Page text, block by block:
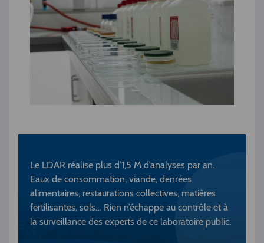
Le LDAR réalise plus d’1,5 M d’analyses par an.
Eaux de consommation, viande, denrées
alimentaires, restaurations collectives, matières
fertilisantes, sols… Rien n’échappe au contrôle et à
la surveillance des experts de ce laboratoire public.